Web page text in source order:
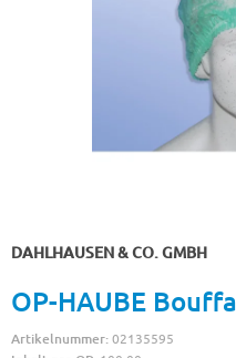
DAHLHAUSEN & CO. GMBH
OP-HAUBE
Artikelnummer:02135595